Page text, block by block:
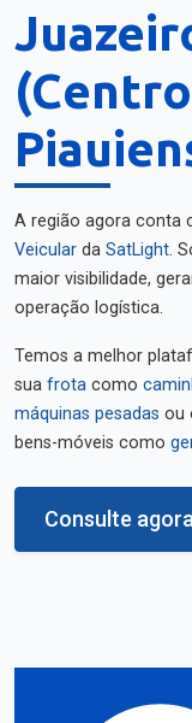
A região agora conta
Veicular da SatLight.
maior visibilidade,
operação logística.
Temos a melhor
sua frota como
máquinas pesadas ou
bens-móveis como
Consulte